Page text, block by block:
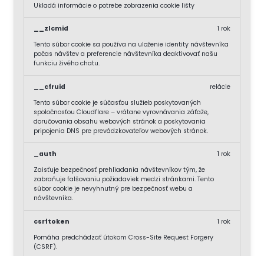
Ukladá informácie o potrebe zobrazenia cookie lišty
__zlcmid
Tento súbor cookie sa používa na uloženie identity návštevníka
počas návštev a preferencie návštevníka deaktivovať našu
funkciu živého chatu.
1 rok
__cfruid
Tento súbor cookie je súčasťou služieb poskytovaných
spoločnosťou Cloudflare – vrátane vyrovnávania záťaže,
doručovania obsahu webových stránok a poskytovania
pripojenia DNS pre prevádzkovateľov webových stránok.
relácie
_auth
Zaisťuje bezpečnosť prehliadania návštevníkov tým, že
zabraňuje falšovaniu požiadaviek medzi stránkami. Tento
súbor cookie je nevyhnutný pre bezpečnosť webu a
návštevníka.
1 rok
csrftoken
Pomáha predchádzať útokom Cross-Site Request Forgery
(CSRF).
1 rok